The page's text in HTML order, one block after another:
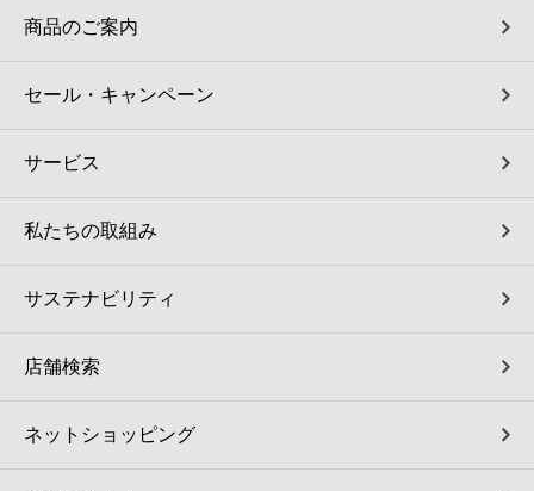
パウダースペース ラブン（店舗限定）
ソフトバンクギフト
商品のご案内
セール・キャンペーン
サービス
私たちの取組み
サステナビリティ
店舗検索
ネットショッピング